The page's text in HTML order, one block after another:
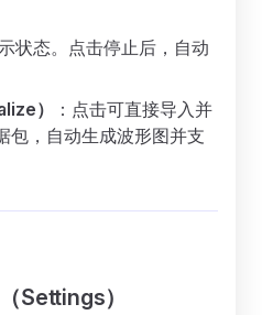
状态。点击停止后，自动
）
：点击可直接导入并
包，自动生成波形图并支
Settings）